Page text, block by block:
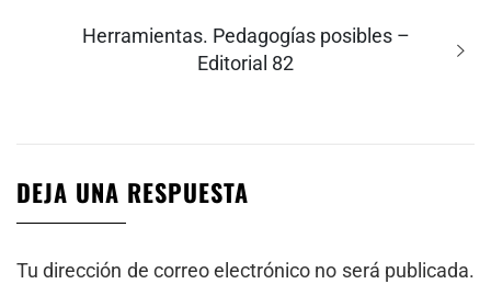
Entrada
Herramientas. Pedagogías posibles –
Editorial 82
DEJA UNA RESPUESTA
Tu dirección de correo electrónico no será publicada.